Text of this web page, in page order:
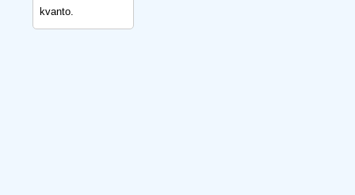
kvanto.